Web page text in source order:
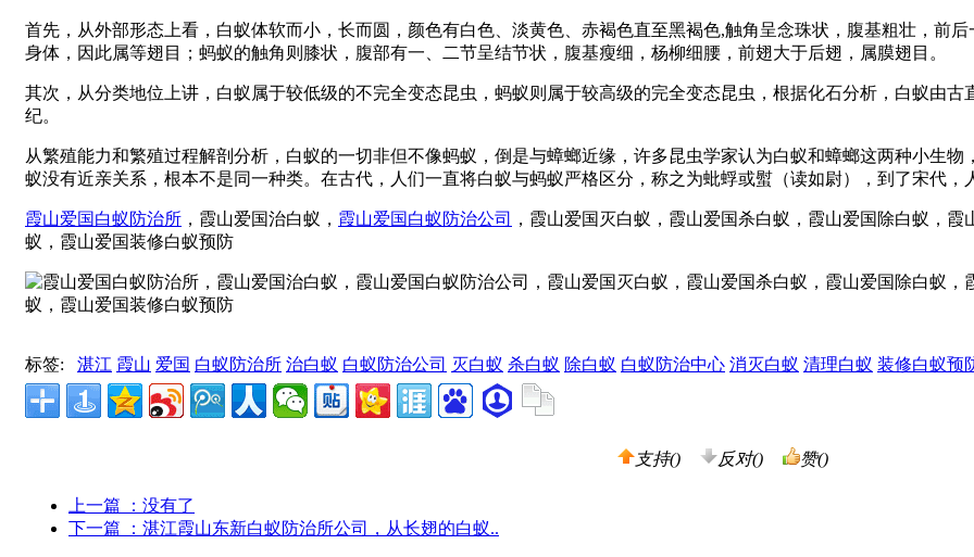
首先，从外部形态上看，白蚁体软而小，长而圆，颜色有白色、淡黄色、赤褐色直至黑褐色,触角呈念珠状，腹基粗壮，前
身体，因此属等翅目；蚂蚁的触角则膝状，腹部有一、二节呈结节状，腹基瘦细，杨柳细腰，前翅大于后翅，属膜翅目。
其次，从分类地位上讲，白蚁属于较低级的不完全变态昆虫，蚂蚁则属于较高级的完全变态昆虫，根据化石分析，白蚁由
纪。
从繁殖能力和繁殖过程解剖分析，白蚁的一切非但不像蚂蚁，倒是与蟑螂近缘，许多昆虫学家认为白蚁和蟑螂这两种小生
蚁没有近亲关系，根本不是同一种类。在古代，人们一直将白蚁与蚂蚁严格区分，称之为蚍蜉或螱（读如尉），到了宋代，
霞山爱国白蚁防治所 ，霞山爱国治白蚁， 霞山爱国白蚁防治公司
，霞山爱国灭白蚁，霞山爱国杀白蚁，霞山爱国除白蚁，
蚁，霞山爱国装修白蚁预防
标签: 湛江 霞山 爱国 白蚁防治所 治白蚁 白蚁防治公司 灭白蚁 杀白蚁 除白蚁 白蚁防治中心 消灭白蚁 清理白蚁 装修白蚁预
支持() 反对() 赞()
上一篇
：没有了
下一篇
：湛江霞山东新白蚁防治所公司，从长翅的白蚁..